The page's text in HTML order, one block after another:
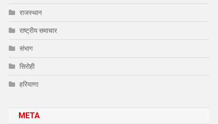
राजस्थान
राष्ट्रीय समाचार
संभाग
सिरोही
हरियाणा
META